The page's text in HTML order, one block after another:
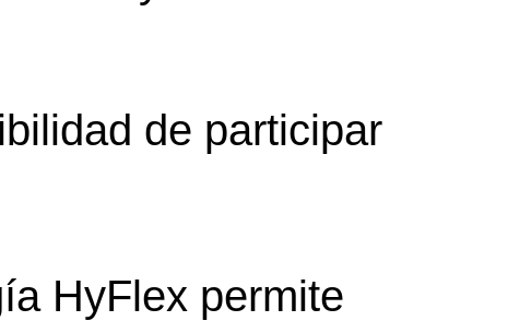
de participar
HyFlex permite